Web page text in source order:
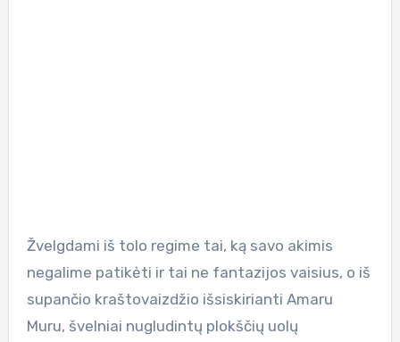
Žvelgdami iš tolo regime tai, ką savo akimis
negalime patikėti ir tai ne fantazijos vaisius, o iš
supančio kraštovaizdžio išsiskirianti Amaru
Muru, švelniai nugludintų plokščių uolų